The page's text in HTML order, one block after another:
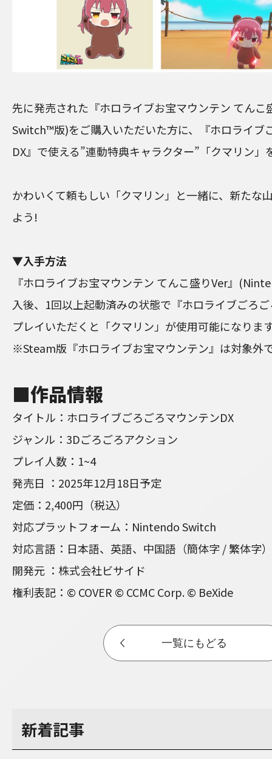
先に発売された『ホロライブお宝マウンテン てん
Switch™︎版)をご購入いただいた方に、『ホロライブ
DX』で使える”連動特典キャラクター”「クマリン」
かわいくて頼もしい「クマリン」と一緒に、新たな
よう!
▼入手方法
『ホロライブお宝マウンテン てんこ盛りVer』
入後、1回以上起動済みの状態で『ホロライブごろ
プレイいただくと「クマリン」が使用可能になりま
※Steam版『ホロライブお宝マウンテン』は対象外
■作品情報
タイトル：ホロライブごろごろマウンテンDX
ジャンル：3Dごろごろアクション
プレイ人数：1~4
発売日 ：2025年12月18日予定
定価：2,400円（税込）
対応プラットフォーム：Nintendo Switch
対応言語：日本語、英語、中国語（簡体字 / 繁体字）
開発元 ：株式会社ビサイド
権利表記：© COVER © CCMC Corp. © BeXide
一覧にもどる
新着記事